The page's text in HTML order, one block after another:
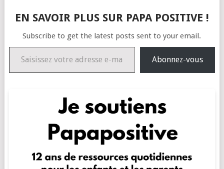
EN SAVOIR PLUS SUR PAPA POSITIVE !
Subscribe to get the latest posts sent to your email.
Saisissez votre adresse e-mail…
Abonnez-vous